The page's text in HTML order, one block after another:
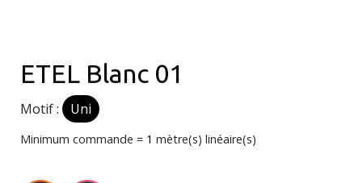
ETEL Blanc 01
Motif : Uni
Minimum commande = 1 mètre(s) linéaire(s)